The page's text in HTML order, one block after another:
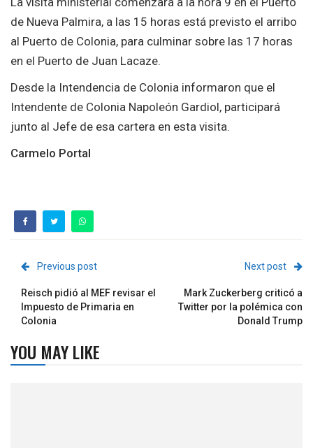
de Nueva Palmira, a las 15 horas está previsto el arribo
al Puerto de Colonia, para culminar sobre las 17 horas
en el Puerto de Juan Lacaze.
Desde la Intendencia de Colonia informaron que el
Intendente de Colonia Napoleón Gardiol, participará
junto al Jefe de esa cartera en esta visita.
Carmelo Portal
Previous post
Reisch pidió al MEF revisar el
Impuesto de Primaria en
Colonia
Next post
Mark Zuckerberg criticó a
Twitter por la polémica con
Donald Trump
YOU MAY LIKE